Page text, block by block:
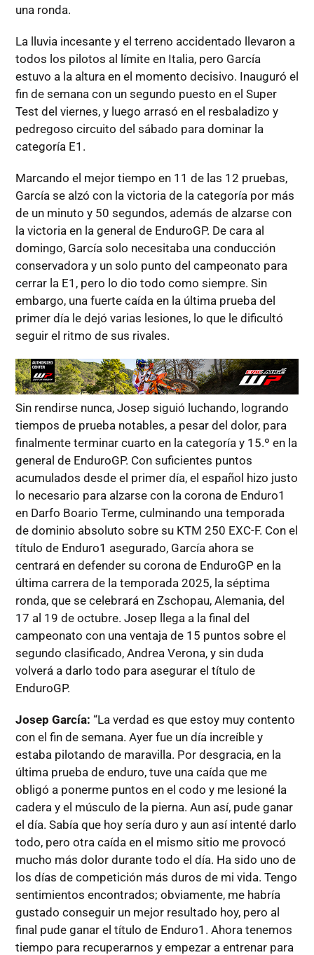
una ronda.
La lluvia incesante y el terreno accidentado llevaron a
todos los pilotos al límite en Italia, pero García
estuvo a la altura en el momento decisivo. Inauguró el
fin de semana con un segundo puesto en el Super
Test del viernes, y luego arrasó en el resbaladizo y
pedregoso circuito del sábado para dominar la
categoría E1.
Marcando el mejor tiempo en 11 de las 12 pruebas,
García se alzó con la victoria de la categoría por más
de un minuto y 50 segundos, además de alzarse con
la victoria en la general de EnduroGP. De cara al
domingo, García solo necesitaba una conducción
conservadora y un solo punto del campeonato para
cerrar la E1, pero lo dio todo como siempre. Sin
embargo, una fuerte caída en la última prueba del
primer día le dejó varias lesiones, lo que le dificultó
seguir el ritmo de sus rivales.
Sin rendirse nunca, Josep siguió luchando, logrando
tiempos de prueba notables, a pesar del dolor, para
finalmente terminar cuarto en la categoría y 15.º en la
general de EnduroGP. Con suficientes puntos
acumulados desde el primer día, el español hizo justo
lo necesario para alzarse con la corona de Enduro1
en Darfo Boario Terme, culminando una temporada
de dominio absoluto sobre su KTM 250 EXC-F. Con el
título de Enduro1 asegurado, García ahora se
centrará en defender su corona de EnduroGP en la
última carrera de la temporada 2025, la séptima
ronda, que se celebrará en Zschopau, Alemania, del
17 al 19 de octubre. Josep llega a la final del
campeonato con una ventaja de 15 puntos sobre el
segundo clasificado, Andrea Verona, y sin duda
volverá a darlo todo para asegurar el título de
EnduroGP.
Josep García: “La verdad es que estoy muy contento
con el fin de semana. Ayer fue un día increíble y
estaba pilotando de maravilla. Por desgracia, en la
última prueba de enduro, tuve una caída que me
obligó a ponerme puntos en el codo y me lesioné la
cadera y el músculo de la pierna. Aun así, pude ganar
el día. Sabía que hoy sería duro y aun así intenté darlo
todo, pero otra caída en el mismo sitio me provocó
mucho más dolor durante todo el día. Ha sido uno de
los días de competición más duros de mi vida. Tengo
sentimientos encontrados; obviamente, me habría
gustado conseguir un mejor resultado hoy, pero al
final pude ganar el título de Enduro1. Ahora tenemos
tiempo para recuperarnos y empezar a entrenar para